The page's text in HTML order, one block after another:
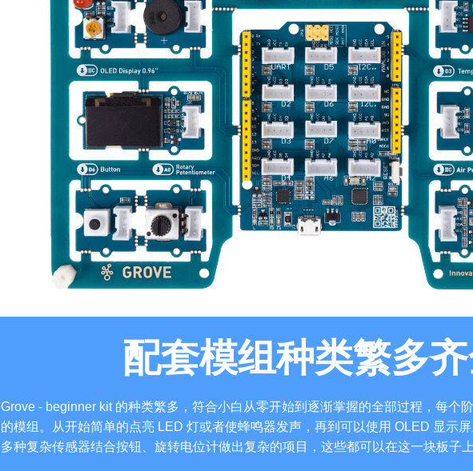
配套模组种类繁多
Grove - beginner kit 的种类繁多，符合小白从零开始到逐渐掌握的全部过程，每个
的模组。从开始简单的点亮 LED 灯或者使蜂鸣器发声，再到可以使用 OLED 显示
多种复杂传感器结合按钮、旋转电位计做出复杂的项目，这些都可以在这一块板子